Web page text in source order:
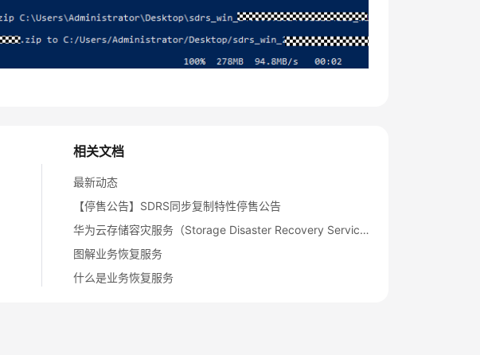
相关文档
最新动态
【停售公告】SDRS同步复制特性停售公告
华为云存储容灾服务（Storage Disaster Recovery Service）更名通知
图解业务恢复服务
什么是业务恢复服务